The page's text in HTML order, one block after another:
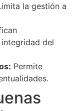
la gestión a
del
Permite